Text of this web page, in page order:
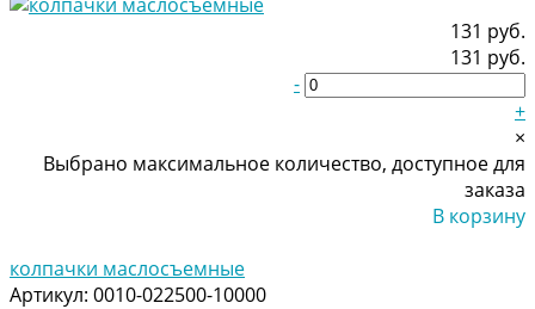
131 руб.
131 руб.
-
+
×
Выбрано максимальное количество, доступное для
заказа
В корзину
колпачки маслосъемные
Артикул: 0010-022500-10000